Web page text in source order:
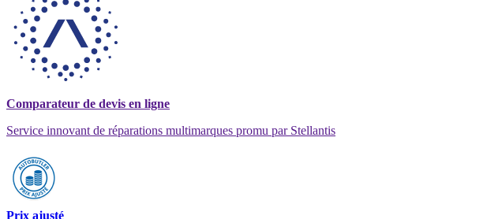
Comparateur de devis en ligne
Service innovant de réparations multimarques promu par Stellantis
Prix ajusté